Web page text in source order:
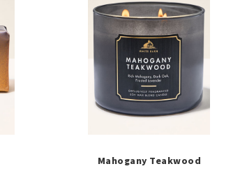
Mahogany Teakwood